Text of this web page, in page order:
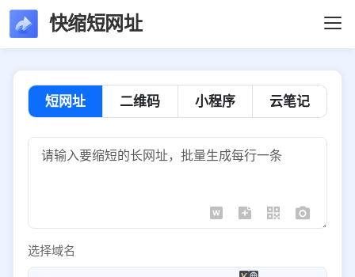
快缩短网址
短网址 二维码 小程序 云笔记
选择域名